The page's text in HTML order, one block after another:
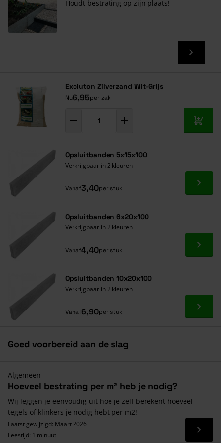
Houdt bestrating op zijn plaats!
Excluton Zilverzand Wit-Grijs
Nu6,95per zak
In
Opsluitbanden 5x15x100
Verkrijgbaar in 2 kleuren
Vanaf3,40per stuk Ga
Opsluitbanden 6x20x100
Verkrijgbaar in 2 kleuren
Vanaf4,40per stuk Ga
Opsluitbanden 10x20x100
Verkrijgbaar in 2 kleuren
Vanaf6,90per stuk Ga
Goed voorbereid aan de slag
Algemeen
Hoeveel bestrating per m² heb je nodig?
Wij leggen je eenvoudig uit hoe je zelf berekent hoeveel
tegels of klinkers je nodig hebt per m2!
Laatst gewijzigd: Maart 2026
Leestijd: 1 minuut
Lees